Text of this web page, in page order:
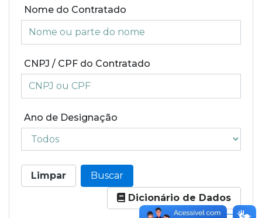
Nome do Contratado
CNPJ / CPF do Contratado
Ano de Designação
Limpar
Buscar
Dicionário de Dados